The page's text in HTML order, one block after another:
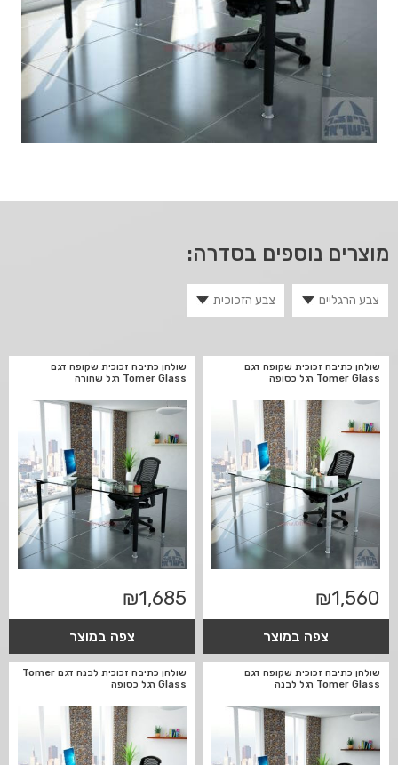
מוצרים נוספים בסדרה:
שולחן כתיבה זכוכית שקופה דגם
Tomer Glass רגל כסופה
₪1,560
צפה במוצר
שולחן כתיבה זכוכית שקופה דגם
Tomer Glass רגל שחורה
₪1,685
צפה במוצר
שולחן כתיבה זכוכית שקופה דגם
Tomer Glass רגל לבנה
שולחן כתיבה זכוכית לבנה דגם Tomer
Glass רגל כסופה